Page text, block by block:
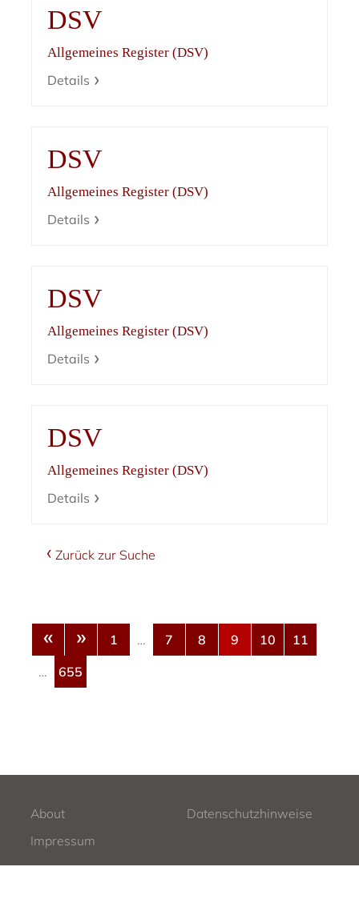
DSV
Allgemeines Register (DSV)
Details
DSV
Allgemeines Register (DSV)
Details
DSV
Allgemeines Register (DSV)
Details
DSV
Allgemeines Register (DSV)
Details
Zurück zur Suche
« » 1 … 7 8 9 10
11
…
655
About
Datenschutzhinweise
Impressum